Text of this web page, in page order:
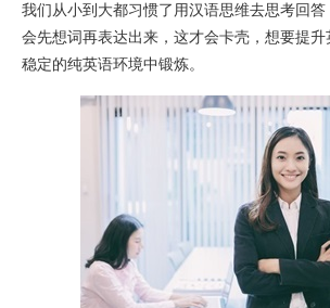
我们从小到大都习惯了用汉语思维去思考回
会先想词再表达出来，这才会卡壳，想要提
稳定的纯英语环境中锻炼。